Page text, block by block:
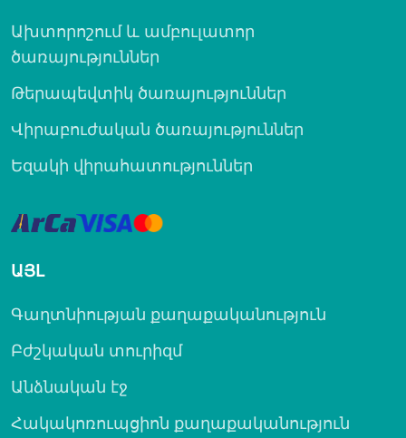
Ախտորոշում և ամբուլատոր
ծառայություններ
Թերապեվտիկ ծառայություններ
Վիրաբուժական ծառայություններ
Եզակի վիրահատություններ
ԱՅԼ
Գաղտնիության քաղաքականություն
Բժշկական տուրիզմ
Անձնական էջ
Հակակոռուպցիոն քաղաքականություն